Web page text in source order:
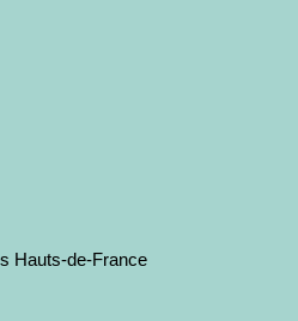
Hauts-de-France